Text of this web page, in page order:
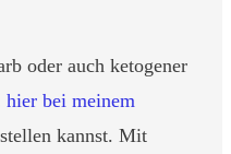
oder auch ketogener
hier bei meinem
kannst. Mit